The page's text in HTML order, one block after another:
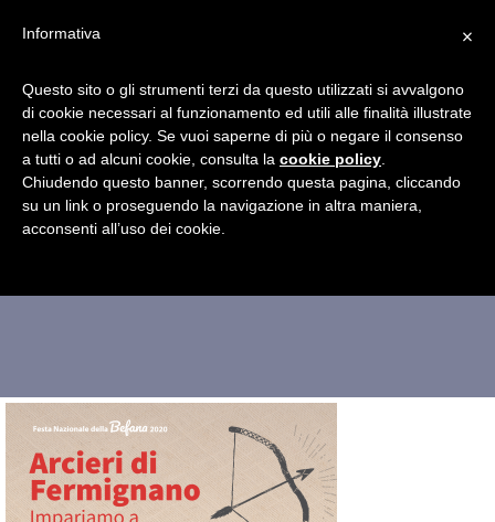
Befana-Urbania-2020-
evento-arcieri
×
Informativa
Questo sito o gli strumenti terzi da questo utilizzati si avvalgono
di cookie necessari al funzionamento ed utili alle finalità illustrate
nella cookie policy. Se vuoi saperne di più o negare il consenso
a tutti o ad alcuni cookie, consulta la cookie policy
Chiudendo questo banner, scorrendo questa pagina, cliccando
su un link o proseguendo la navigazione in altra maniera,
acconsenti all’uso dei cookie.